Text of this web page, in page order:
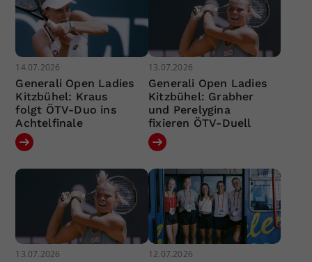
14.07.2026
Generali Open Ladies
Kitzbühel: Kraus
folgt ÖTV-Duo ins
Achtelfinale
13.07.2026
Generali Open Ladies
Kitzbühel: Grabher
und Perelygina
fixieren ÖTV-Duell
13.07.2026 12.07.2026